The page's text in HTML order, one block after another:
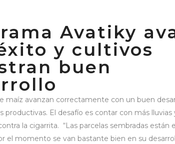
Avatiky
y cultivos
buen
maíz avanzan correctamente con un buen
productivas. El desafío es contar con más
la cigarrita. “Las parcelas sembradas están
el momento se van bastante bien en su